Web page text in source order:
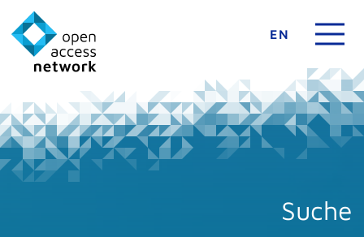
EN
Suche